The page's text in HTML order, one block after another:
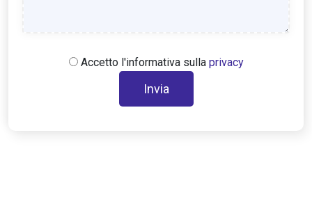
Accetto l'informativa sulla privacy